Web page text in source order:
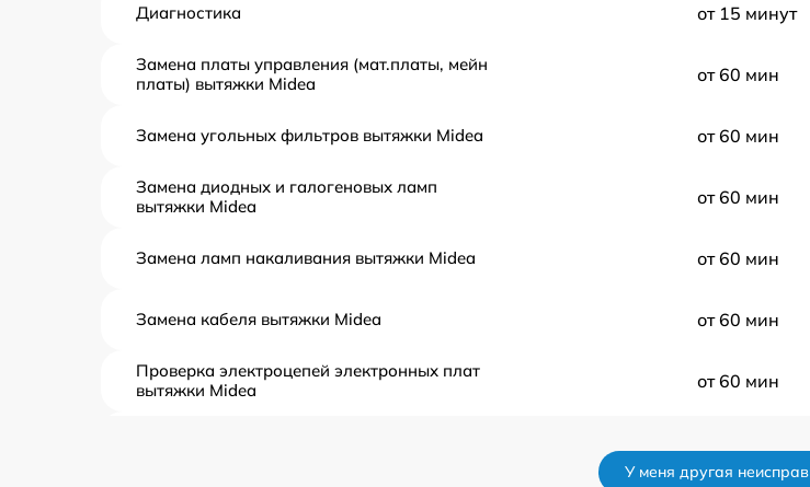
Диагностика от 15 минут
Замена платы управления (мат.платы, мейн
платы) вытяжки Midea
от 60 мин
Замена угольных фильтров вытяжки Midea от 60 мин
Замена диодных и галогеновых ламп
вытяжки Midea
от 60 мин
Замена ламп накаливания вытяжки Midea от 60 мин
Замена кабеля вытяжки Midea от 60 мин
Проверка электроцепей электронных плат
вытяжки Midea
от 60 мин
У меня другая